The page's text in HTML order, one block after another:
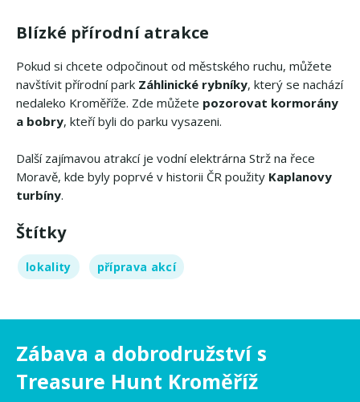
Blízké přírodní atrakce
Pokud si chcete odpočinout od městského ruchu, můžete
navštívit přírodní park Záhlinické rybníky, který se nachází
nedaleko Kroměříže. Zde můžete pozorovat kormorány
a bobry, kteří byli do parku vysazeni.
Další zajímavou atrakcí je vodní elektrárna Strž na řece
Moravě, kde byly poprvé v historii ČR použity Kaplanovy
turbíny.
Štítky
lokality příprava akcí
Zábava a dobrodružství s
Treasure Hunt Kroměříž